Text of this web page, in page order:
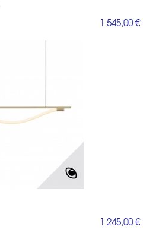
1 545,00 €
1 245,00 €